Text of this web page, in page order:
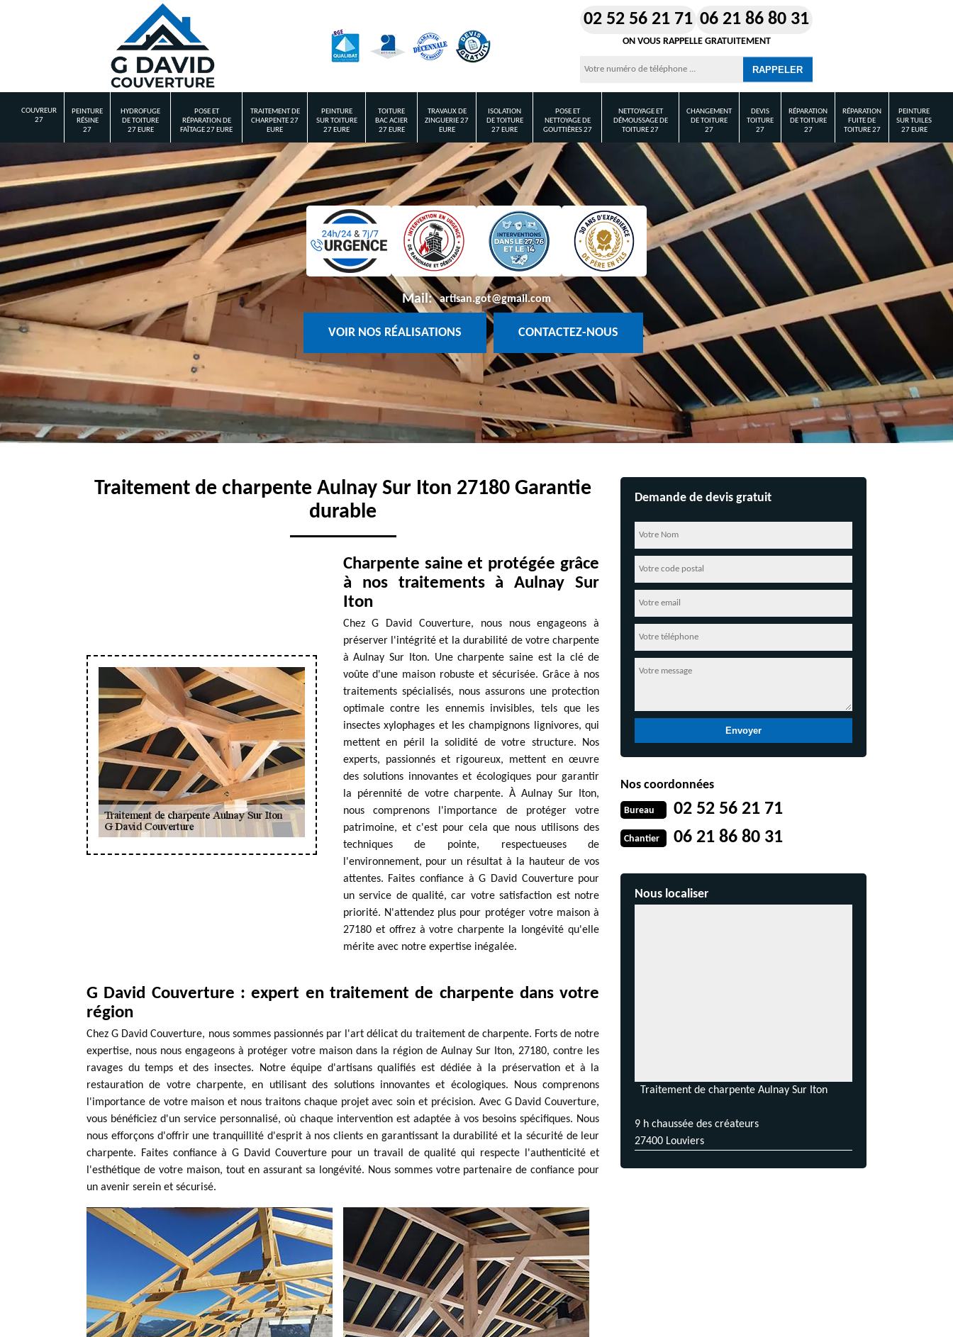
02 52 56 21 71 06 21 86 80 31
ON VOUS RAPPELLE GRATUITEMENT
COUVREUR
27
PEINTURE
RÉSINE
27
HYDROFUGE
DE TOITURE
27 EURE
POSE ET
RÉPARATION DE
FAÎTAGE 27 EURE
TRAITEMENT DE
CHARPENTE 27
EURE
PEINTURE
SUR TOITURE
27 EURE
TOITURE
BAC ACIER
27 EURE
TRAVAUX DE
ZINGUERIE 27
EURE
ISOLATION
DE TOITURE
27 EURE
POSE ET
NETTOYAGE DE
GOUTTIÈRES 27
NETTOYAGE ET
DÉMOUSSAGE DE
TOITURE 27
CHANGEMENT
DE TOITURE
27
DEVIS
TOITURE
27
RÉPARATION
DE TOITURE
27
RÉPARATION
FUITE DE
TOITURE 27
PEINTURE
SUR TUILES
27 EURE
Mail: artisan.got@gmail.com
VOIR NOS RÉALISATIONS CONTACTEZ-NOUS
Traitement de charpente Aulnay Sur Iton 27180 Garantie
durable
Charpente saine et protégée grâce
à nos traitements à Aulnay Sur
Iton
Chez G David Couverture, nous nous engageons à
préserver l'intégrité et la durabilité de votre charpente
à Aulnay Sur Iton. Une charpente saine est la clé de
voûte d'une maison robuste et sécurisée. Grâce à nos
traitements spécialisés, nous assurons une protection
optimale contre les ennemis invisibles, tels que les
insectes xylophages et les champignons lignivores, qui
mettent en péril la solidité de votre structure. Nos
experts, passionnés et rigoureux, mettent en œuvre
des solutions innovantes et écologiques pour garantir
la pérennité de votre charpente. À Aulnay Sur Iton,
nous comprenons l'importance de protéger votre
patrimoine, et c'est pour cela que nous utilisons des
techniques de pointe, respectueuses de
l'environnement, pour un résultat à la hauteur de vos
attentes. Faites confiance à G David Couverture pour
un service de qualité, car votre satisfaction est notre
priorité. N'attendez plus pour protéger votre maison à
27180 et offrez à votre charpente la longévité qu'elle
mérite avec notre expertise inégalée.
G David Couverture : expert en traitement de charpente dans votre
région
Chez G David Couverture, nous sommes passionnés par l'art délicat du traitement de charpente. Forts de notre
expertise, nous nous engageons à protéger votre maison dans la région de Aulnay Sur Iton, 27180, contre les
ravages du temps et des insectes. Notre équipe d'artisans qualifiés est dédiée à la préservation et à la
restauration de votre charpente, en utilisant des solutions innovantes et écologiques. Nous comprenons
l'importance de votre maison et nous traitons chaque projet avec soin et précision. Avec G David Couverture,
vous bénéficiez d'un service personnalisé, où chaque intervention est adaptée à vos besoins spécifiques. Nous
nous efforçons d'offrir une tranquillité d'esprit à nos clients en garantissant la durabilité et la sécurité de leur
charpente. Faites confiance à G David Couverture pour un travail de qualité qui respecte l'authenticité et
l'esthétique de votre maison, tout en assurant sa longévité. Nous sommes votre partenaire de confiance pour
un avenir serein et sécurisé.
Demande de devis gratuit
Nos coordonnées
Bureau 02 52 56 21 71
Chantier 06 21 86 80 31
Nous localiser
Traitement de charpente Aulnay Sur Iton
9 h chaussée des créateurs
27400 Louviers